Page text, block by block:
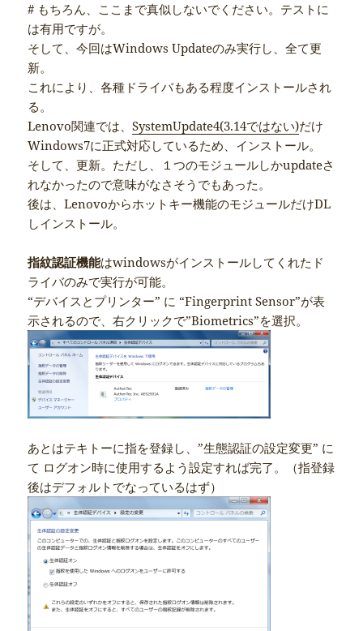
# もちろん、ここまで真似しないでください。テストに
は有用ですが。
そして、今回はWindows Updateのみ実行し、全て更
新。
これにより、各種ドライバもある程度インストールされ
る。
Lenovo関連では、SystemUpdate4(3.14ではない)だけ
Windows7に正式対応しているため、インストール。
そして、更新。ただし、１つのモジュールしかupdateさ
れなかったので意味がなさそうでもあった。
後は、Lenovoからホットキー機能のモジュールだけDL
しインストール。
指紋認証機能はwindowsがインストールしてくれたド
ライバのみで実行が可能。
“デバイスとプリンター” に “Fingerprint Sensor”が表
示されるので、右クリックで”Biometrics”を選択。
あとはテキトーに指を登録し、”生態認証の設定変更” に
て ログオン時に使用するよう設定すれば完了。（指登録
後はデフォルトでなっているはず）